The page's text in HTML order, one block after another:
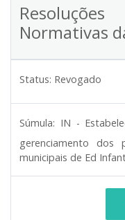
Normativas
Status: Revogado
Súmula: IN -
gerenciamento dos
municipais de Ed